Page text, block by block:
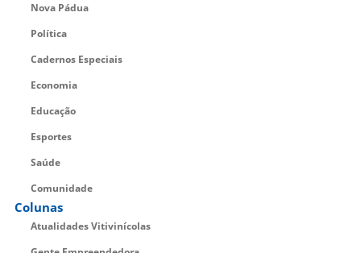
Nova Pádua
Política
Cadernos Especiais
Economia
Educação
Esportes
Saúde
Comunidade
Colunas
Atualidades Vitivinícolas